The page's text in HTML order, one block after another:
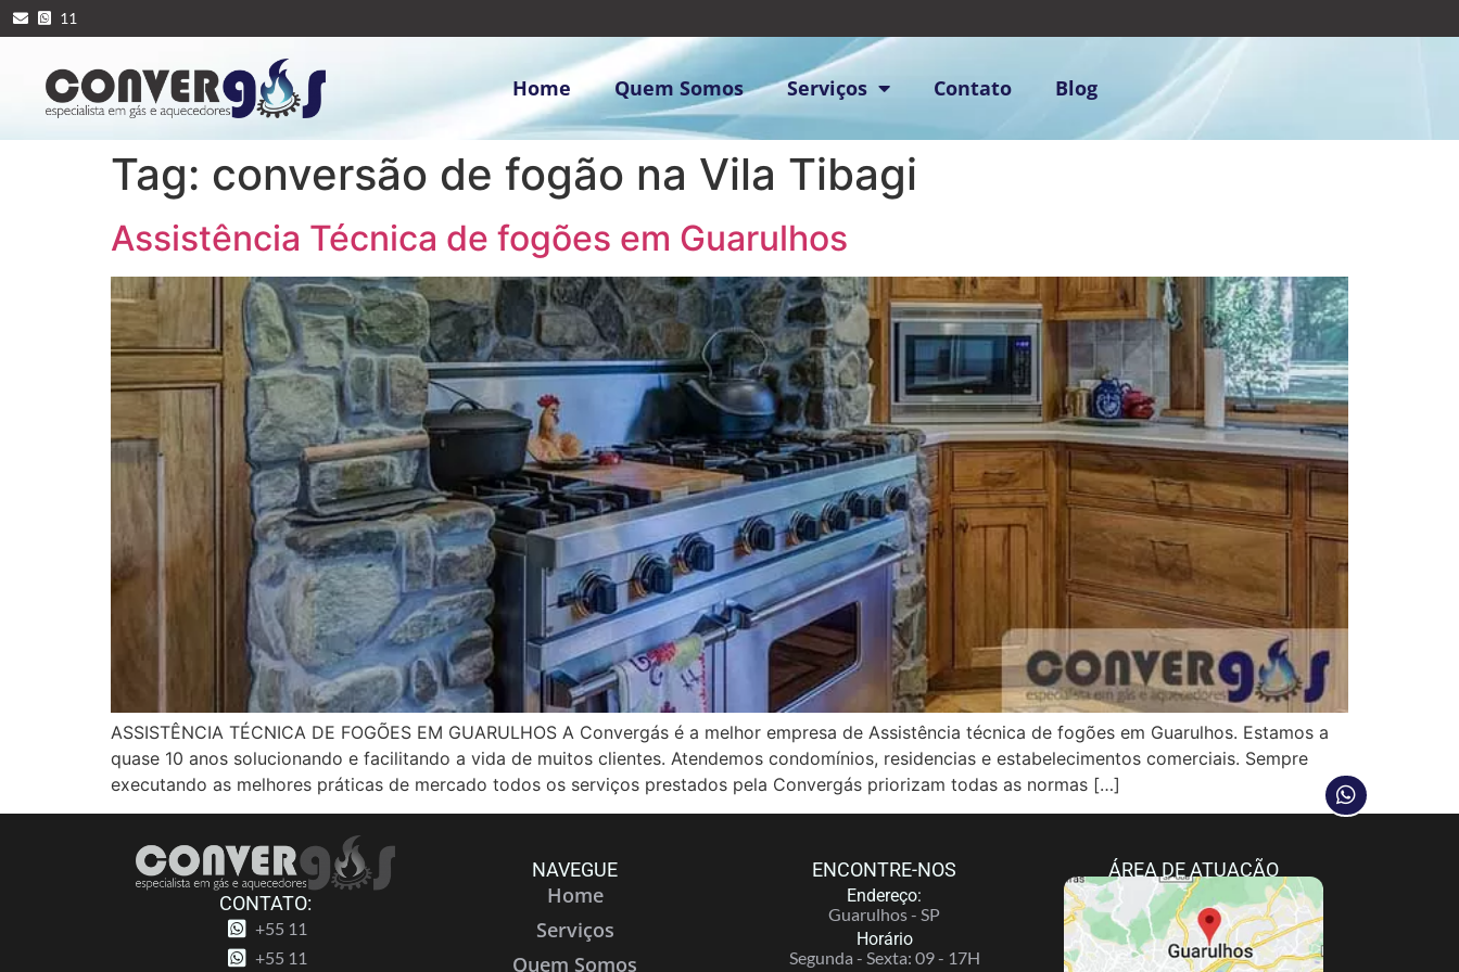
11
Home Quem Somos Serviços Contato Blog
Tag: conversão de fogão na Vila Tibagi
Assistência Técnica de fogões em Guarulhos
ASSISTÊNCIA TÉCNICA DE FOGÕES EM GUARULHOS A Convergás é a melhor empresa de Assistência técnica de fogões em Guarulhos. Estamos a
quase 10 anos solucionando e facilitando a vida de muitos clientes. Atendemos condomínios, residencias e estabelecimentos comerciais. Sempre
executando as melhores práticas de mercado todos os serviços prestados pela Convergás priorizam todas as normas […]
CONTATO:
+55 11
+55 11
NAVEGUE
Home
Serviços
Quem Somos
ENCONTRE-NOS
Endereço:
Guarulhos - SP
Horário
Segunda - Sexta: 09 - 17H
ÁREA DE ATUAÇÃO